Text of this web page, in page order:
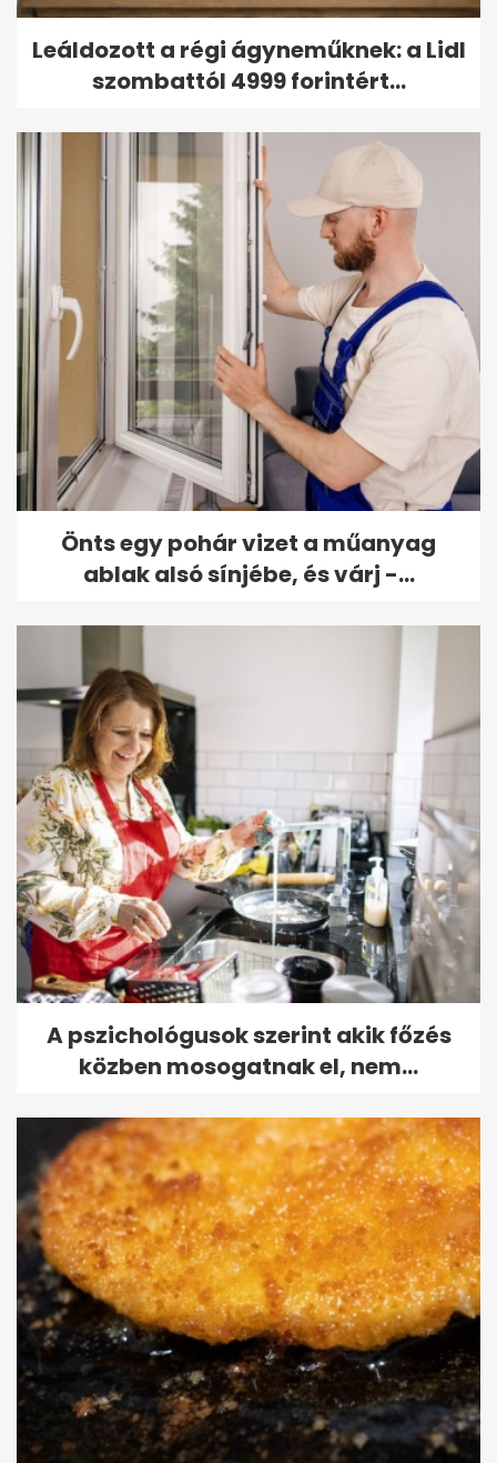
Leáldozott a régi ágyneműknek: a Lidl
szombattól 4999 forintért...
Önts egy pohár vizet a műanyag
ablak alsó sínjébe, és várj -...
A pszichológusok szerint akik főzés
közben mosogatnak el, nem...